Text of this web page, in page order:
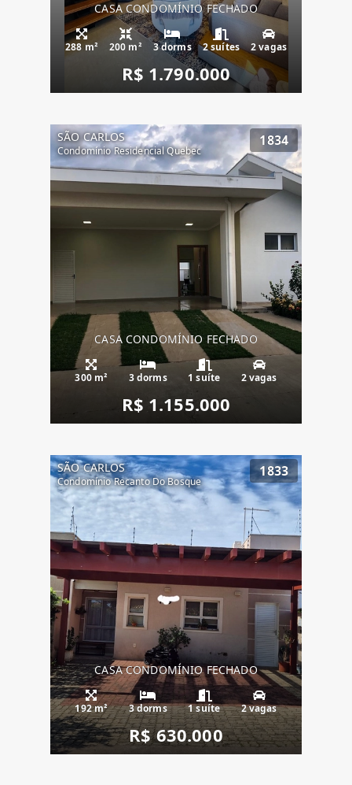
CASA CONDOMÍNIO FECHADO
288 m² 200 m² 3 dorms 2 suítes 2 vagas
R$ 1.790.000
SÃO CARLOS
Condomínio Residencial Quebec
1834
CASA CONDOMÍNIO FECHADO
300 m² 3 dorms 1 suíte 2 vagas
R$ 1.155.000
SÃO CARLOS
Condomínio Recanto Do Bosque
1833
CASA CONDOMÍNIO FECHADO
192 m² 3 dorms 1 suíte 2 vagas
R$ 630.000